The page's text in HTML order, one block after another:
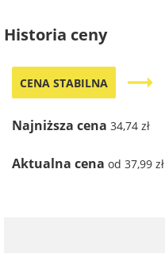
Historia ceny
CENA STABILNA trending_flat
Najniższa cena 34,74 zł
Aktualna cena od 37,99 zł